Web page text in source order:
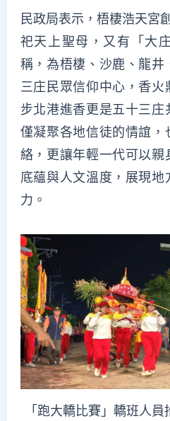
民政局表示，梧棲浩天宮
祀天上聖母，又有「大
稱，為梧棲、沙鹿、龍
三庄民眾信仰中心，香
步北港進香更是五十三
僅凝聚各地信徒的情誼，
絡，更讓年輕一代可以
底蘊與人文溫度，展現
力。
「跑大轎比賽」轎班人